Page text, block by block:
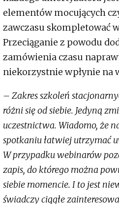
elementów mocujących
zawczasu skompletować
Przeciąganie z powodu
zamówienia czasu
niekorzystnie wpłynie na
– Zakres szkoleń
różni się od siebie. Jedyną
uczestnictwa. Wiadomo, że
spotkaniu łatwiej utrzymać
W przypadku webinarów
zapis, do którego można
siebie momencie. I to jest
świadczy ciągłe